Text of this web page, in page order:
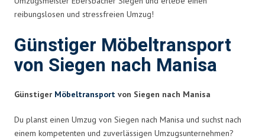
reibungslosen und stressfreien Umzug!
Günstiger Möbeltransport
von Siegen nach Manisa
Günstiger Möbeltransport von Siegen nach Manisa
Du planst einen Umzug von Siegen nach Manisa und suchst nach
einem kompetenten und zuverlässigen Umzugsunternehmen?